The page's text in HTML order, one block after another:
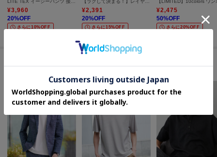
¥3,960
20%OFF
さらに10%OFF
¥2,391
20%OFF
さらに15%OFF
¥2,475
50%OFF
さらに20%OFF
セールアイテムからのおすすめ